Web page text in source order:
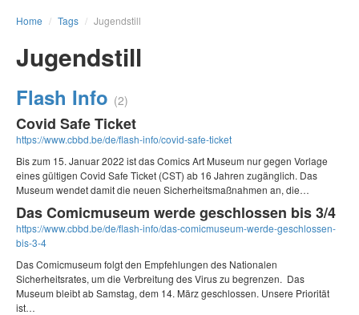
Home / Tags / Jugendstill
Jugendstill
Flash Info (2)
Covid Safe Ticket
https://www.cbbd.be/de/flash-info/covid-safe-ticket
Bis zum 15. Januar 2022 ist das Comics Art Museum nur gegen Vorlage
eines gültigen Covid Safe Ticket (CST) ab 16 Jahren zugänglich. Das
Museum wendet damit die neuen Sicherheitsmaßnahmen an, die…
Das Comicmuseum werde geschlossen bis 3/4
https://www.cbbd.be/de/flash-info/das-comicmuseum-werde-geschlossen-
bis-3-4
Das Comicmuseum folgt den Empfehlungen des Nationalen
Sicherheitsrates, um die Verbreitung des Virus zu begrenzen. Das
Museum bleibt ab Samstag, dem 14. März geschlossen. Unsere Priorität
ist…